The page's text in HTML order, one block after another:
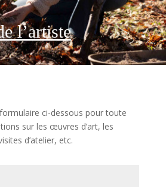
l’artiste
ci-dessous pour toute
sur les œuvres d’art, les
d’atelier, etc.